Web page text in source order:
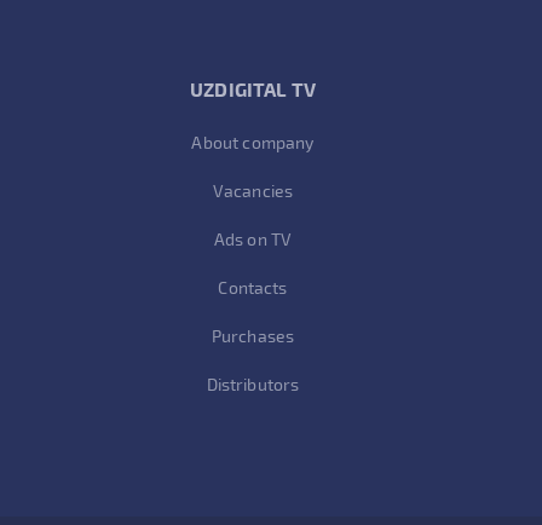
UZDIGITAL TV
About company
Vacancies
Ads on TV
Contacts
Purchases
Distributors